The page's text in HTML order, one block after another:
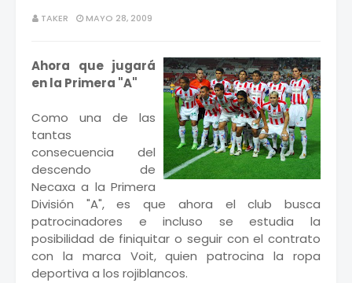
TAKER MAYO 28, 2009
Ahora que jugará
en la Primera "A"
Como una de las
tantas
consecuencia del
descendo de
Necaxa a la Primera
División "A", es que ahora el club busca
patrocinadores e incluso se estudia la
posibilidad de finiquitar o seguir con el contrato
con la marca Voit, quien patrocina la ropa
deportiva a los rojiblancos.